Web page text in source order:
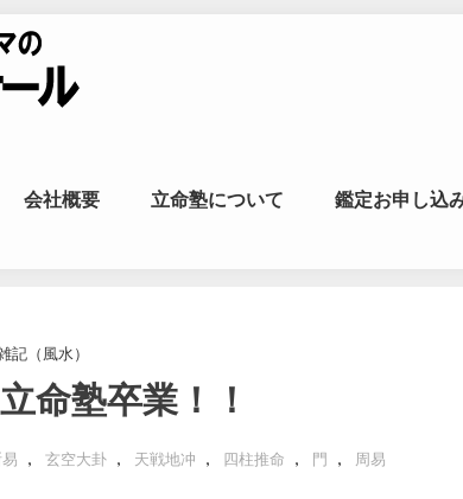
ウメヤマの風
会社概要 立命塾について 鑑定お申し込
記（風水）
命塾卒業！！
, 玄空大卦 , 天戦地冲 , 四柱推命 , 門 , 周易